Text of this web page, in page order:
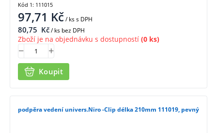
97,71 Kč/ kss DPH
80,75 Kč/ ks bez DPH
Zboží je na objednávku s dostupností (0 ks)
Koupit
Kód 1: 111015
podpěra vedení univers.Niro -Clip délka 210mm 111019, pevný